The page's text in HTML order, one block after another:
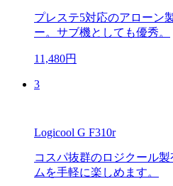
プレステ5対応のアローン
ー。サブ機としても優秀。
11,480円
3
Logicool G F310r
コスパ抜群のロジクール
ムを手軽に楽しめます。